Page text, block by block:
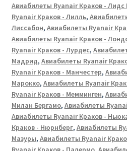
Авиабилеты Ryanair Краков -
Ryanair Краков - Лилль,
Лиссабон, Авиабилеты Ryanair
Авиабилеты Ryanair Краков -
Ryanair Краков - Лурдес,
Мадрид, Авиабилеты Ryanair
Ryanair Краков - Манчестер,
Марокко, Авиабилеты Ryanair
Ryanair Краков - Мемминген,
Милан Бергамо, Авиабилеты
Авиабилеты Ryanair Краков -
Краков - Нюрнберг, Авиабилеты
Мазуры, Авиабилеты Ryanair